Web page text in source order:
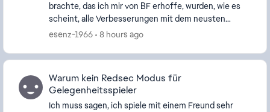
brachte, das ich mir von BF erhoffe, wurden, wie es
scheint, alle Verbesserungen mit dem neusten
Update gleich wieder zunichte gemacht. Wieder
esenz-1966 8 hours ago
Warum kein Redsec Modus für
Gelegenheitsspieler
Ich muss sagen, ich spiele mit einem Freund sehr